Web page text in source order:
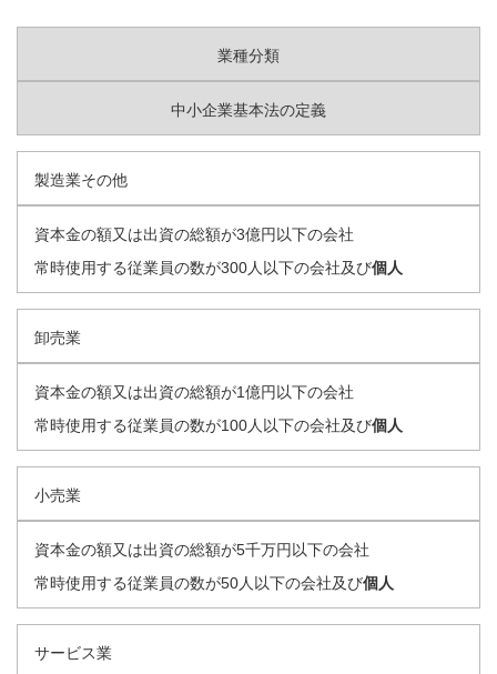
業種分類
中小企業基本法の定義
製造業その他
資本金の額又は出資の総額が3億円以下の会社
常時使用する従業員の数が300人以下の会社及び個人
卸売業
資本金の額又は出資の総額が1億円以下の会社
常時使用する従業員の数が100人以下の会社及び個人
小売業
資本金の額又は出資の総額が5千万円以下の会社
常時使用する従業員の数が50人以下の会社及び個人
サービス業